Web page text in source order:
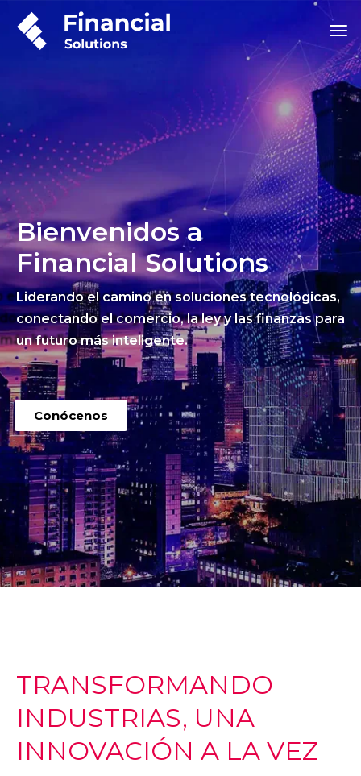
Bienvenidos a
Financial Solutions
Liderando el camino en soluciones tecnológicas,
conectando el comercio, la ley y las finanzas para
un futuro más inteligente.
Conócenos
TRANSFORMANDO
INDUSTRIAS, UNA
INNOVACIÓN A LA VEZ